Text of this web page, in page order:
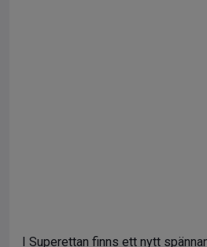
I Superettan finns ett nytt